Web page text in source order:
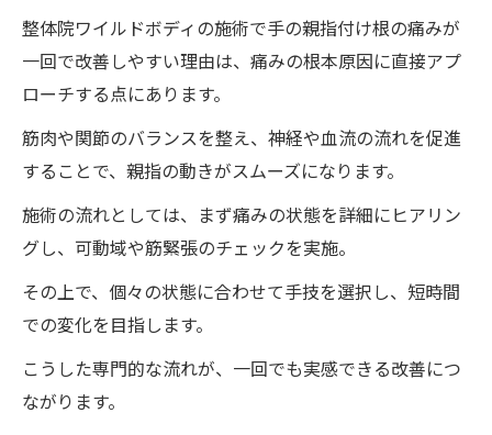
整体院ワイルドボディの施術で手の親指付け根の痛みが
一回で改善しやすい理由は、痛みの根本原因に直接アプ
ローチする点にあります。
筋肉や関節のバランスを整え、神経や血流の流れを促進
することで、親指の動きがスムーズになります。
施術の流れとしては、まず痛みの状態を詳細にヒアリン
グし、可動域や筋緊張のチェックを実施。
その上で、個々の状態に合わせて手技を選択し、短時間
での変化を目指します。
こうした専門的な流れが、一回でも実感できる改善につ
ながります。